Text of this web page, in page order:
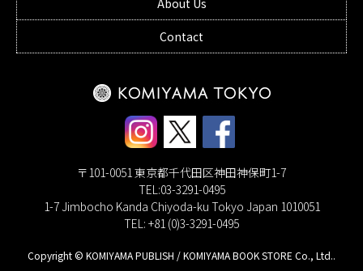
Contact
〒101-0051 東京都千代田区神田神保町1-7
TEL:03-3291-0495
1-7 Jimbocho Kanda Chiyoda-ku Tokyo Japan 1010051
TEL: +81 (0)3-3291-0495
Copyright © KOMIYAMA PUBLISH / KOMIYAMA BOOK STORE Co., Ltd..